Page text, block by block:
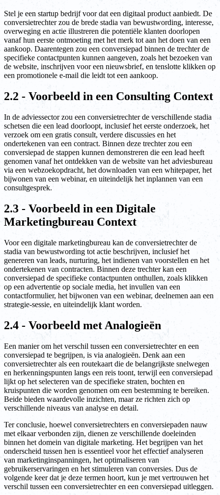
Stel je een startup bedrijf voor dat een digitaal product aanbiedt. De
conversietrechter zou de brede stadia van bewustwording, interesse,
overweging en actie illustreren die potentiële klanten doorlopen
vanaf hun eerste ontmoeting met het merk tot aan het doen van een
aankoop. Daarentegen zou een conversiepad binnen de trechter de
specifieke contactpunten kunnen aangeven, zoals het bezoeken van
de website, inschrijven voor een nieuwsbrief, en tenslotte klikken op
een promotionele e-mail die leidt tot een aankoop.
2.2 - Voorbeeld in een Consulting Context
In de adviessector zou een conversietrechter de verschillende stadia
schetsen die een lead doorloopt, inclusief het eerste onderzoek, het
verzoek om een gratis consult, verdere discussies en het
ondertekenen van een contract. Binnen deze trechter zou een
conversiepad de stappen kunnen demonstreren die een lead heeft
genomen vanaf het ontdekken van de website van het adviesbureau
via een webzoekopdracht, het downloaden van een whitepaper, het
bijwonen van een webinar, en uiteindelijk het inplannen van een
consultgesprek.
2.3 - Voorbeeld in een Digitale
Marketingbureau Context
Voor een digitale marketingbureau kan de conversietrechter de
stadia van bewustwording tot actie beschrijven, inclusief het
genereren van leads, nurturing, het indienen van voorstellen en het
ondertekenen van contracten. Binnen deze trechter kan een
conversiepad de specifieke contactpunten onthullen, zoals klikken
op een advertentie op sociale media, het invullen van een
contactformulier, het bijwonen van een webinar, deelnemen aan een
strategie-sessie, en uiteindelijk klant worden.
2.4 - Voorbeeld met Analogieën
Een manier om het verschil tussen een conversietrechter en een
conversiepad te begrijpen, is via analogieën. Denk aan een
conversietrechter als een routekaart die de belangrijkste snelwegen
en herkenningspunten langs een reis toont, terwijl een conversiepad
lijkt op het selecteren van de specifieke straten, bochten en
kruispunten die worden genomen om een bestemming te bereiken.
Beide bieden waardevolle inzichten, maar ze richten zich op
verschillende niveaus van analyse en detail.
Ter conclusie, hoewel conversietrechters en conversiepaden nauw
met elkaar verbonden zijn, dienen ze verschillende doeleinden
binnen het domein van digitale marketing. Het begrijpen van het
onderscheid tussen hen is essentieel voor het effectief analyseren
van marketinginspanningen, het optimaliseren van
gebruikerservaringen en het stimuleren van conversies. Dus de
volgende keer dat je deze termen hoort, kun je met vertrouwen het
verschil tussen een conversietrechter en een conversiepad uitleggen.